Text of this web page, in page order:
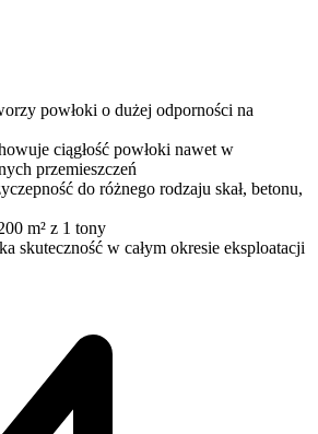
powłoki o dużej odporności na
ciągłość powłoki nawet w
przemieszczeń
do różnego rodzaju skał, betonu,
m² z 1 tony
skuteczność w całym okresie eksploatacji